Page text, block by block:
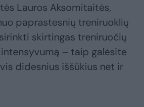
Lauros Aksomitaitės,
paprastesnių treniruoklių
skirtingas treniruočių
– taip galėsite
didesnius iššūkius net ir